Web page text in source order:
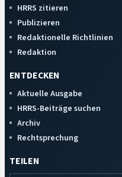
HRRS zitieren
Publizieren
Redaktionelle Richtlinien
Redaktion
ENTDECKEN
Aktuelle Ausgabe
HRRS-Beiträge suchen
Archiv
Rechtsprechung
TEILEN